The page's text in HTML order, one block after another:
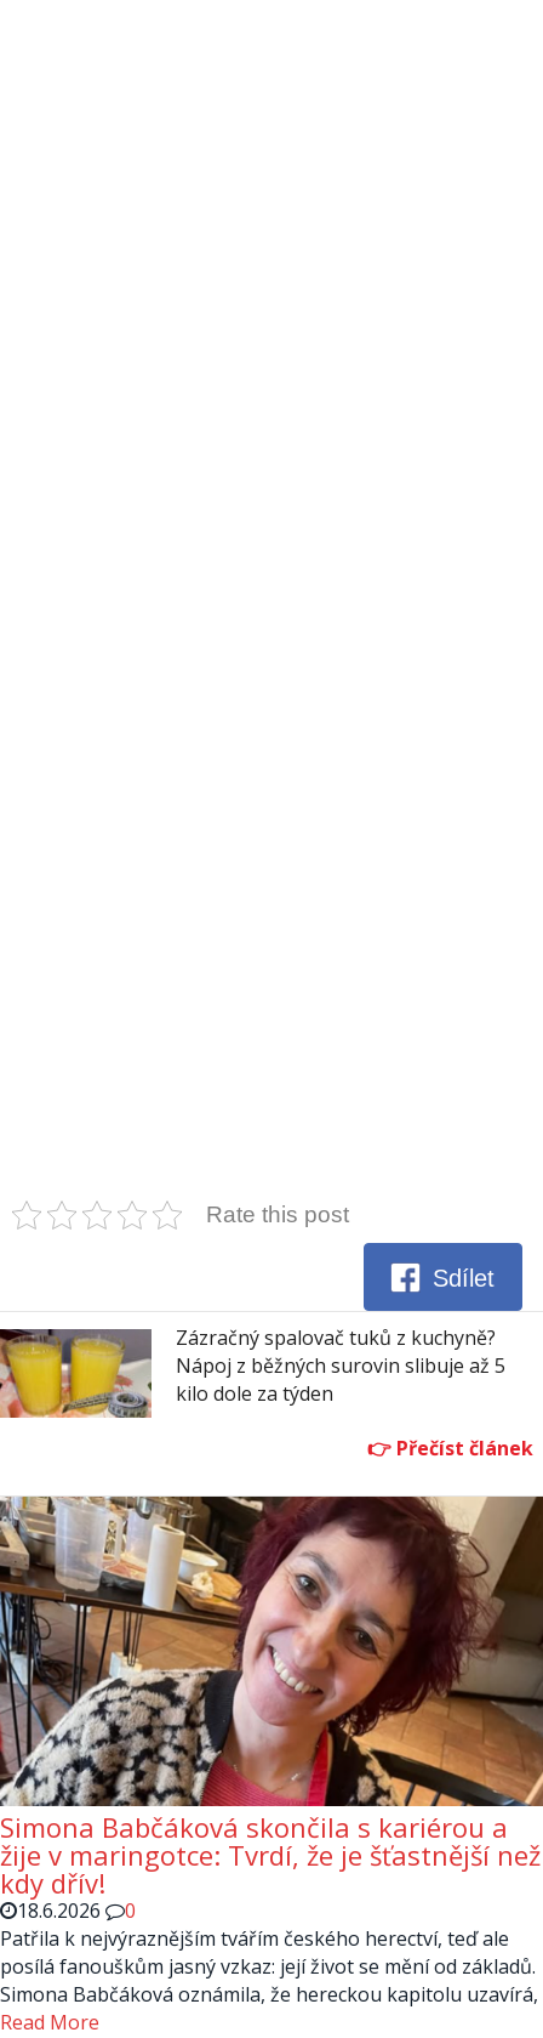
Rate this post
Sdílet
Zázračný spalovač tuků z kuchyně?
Nápoj z běžných surovin slibuje až 5
kilo dole za týden
Simona Babčáková skončila s kariérou a
žije v maringotce: Tvrdí, že je šťastnější než
kdy dřív!
18.6.2026
0
Patřila k nejvýraznějším tvářím českého herectví, teď ale
posílá fanouškům jasný vzkaz: její život se mění od základů.
Simona Babčáková oznámila, že hereckou kapitolu uzavírá,
Read More